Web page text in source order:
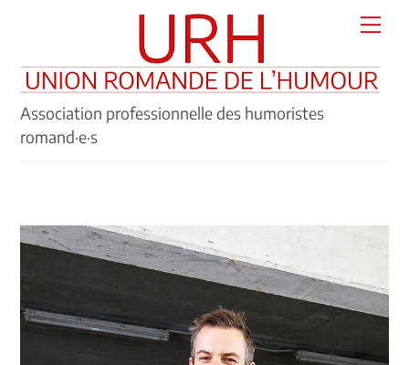
Association professionnelle des humoristes
romand·e·s